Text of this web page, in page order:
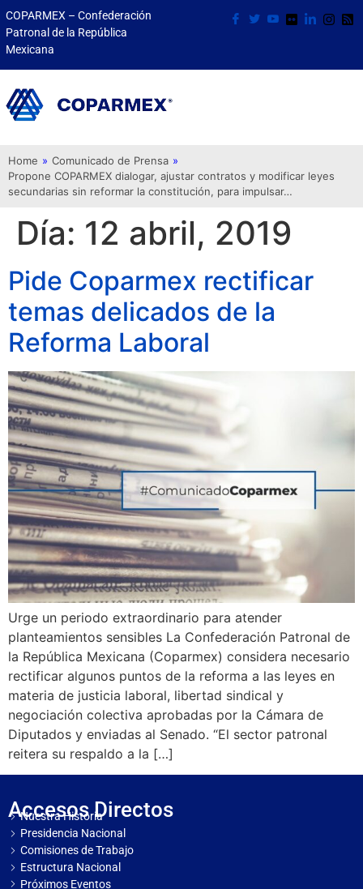
COPARMEX – Confederación
Patronal de la República
Mexicana
Home » Comunicado de Prensa »
Propone COPARMEX dialogar, ajustar contratos y modificar leyes
secundarias sin reformar la constitución, para impulsar…
Día: 12 abril, 2019
Pide Coparmex rectificar
temas delicados de la
Reforma Laboral
Urge un periodo extraordinario para atender
planteamientos sensibles La Confederación Patronal de
la República Mexicana (Coparmex) considera necesario
rectificar algunos puntos de la reforma a las leyes en
materia de justicia laboral, libertad sindical y
negociación colectiva aprobadas por la Cámara de
Diputados y enviadas al Senado. “El sector patronal
reitera su respaldo a la […]
Accesos Directos
Nuestra Historia
Presidencia Nacional
Comisiones de Trabajo
Estructura Nacional
Próximos Eventos